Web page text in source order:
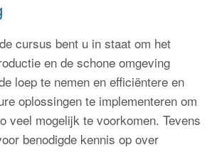
cursus bent u in staat om het
en de schone omgeving
loep te nemen en efficiëntere en
oplossingen te implementeren om
veel mogelijk te voorkomen. Tevens
benodigde kennis op over